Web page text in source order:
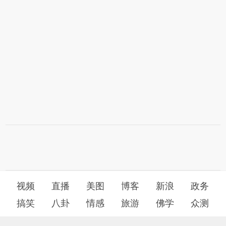
视频 直播 美图 博客 新浪
政务
搞笑
八卦 情感 旅游 佛学 众测